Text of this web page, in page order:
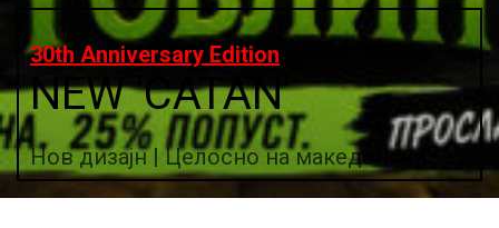
30th Anniversary Edition
NEW 'CATAN'
Нов дизајн | Целосно на македонски